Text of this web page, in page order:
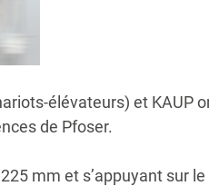
élévateurs) et KAUP
de Pfoser.
mm et s’appuyant sur